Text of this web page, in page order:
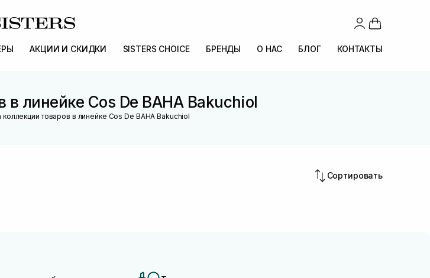
АКЦИИ И СКИДКИ SISTERS CHOICE БРЕНДЫ О НАС БЛОГ КОНТАКТЫ
в линейке Cos De BAHA Bakuchiol
коллекции товаров в линейке Cos De BAHA Bakuchiol
Сортировать